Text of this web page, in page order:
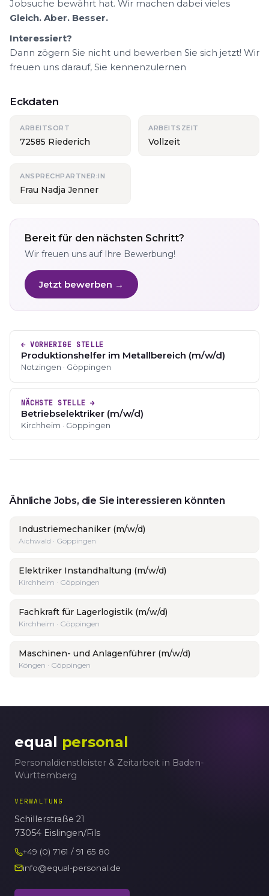
Jobsuche bewährt hat. Wir machen dabei vieles
Gleich. Aber. Besser.
Interessiert?
Dann zögern Sie nicht und bewerben Sie sich jetzt! Wir
freuen uns darauf, Sie kennenzulernen
Eckdaten
ARBEITSORT
72585 Riederich
ARBEITSZEIT
Vollzeit
ANSPRECHPARTNER:IN
Frau Nadja Jenner
Bereit für den nächsten Schritt?
Wir freuen uns auf Ihre Bewerbung!
Jetzt bewerben →
← VORHERIGE STELLE
Produktionshelfer im Metallbereich (m/w/d)
Notzingen · Göppingen
NÄCHSTE STELLE →
Betriebselektriker (m/w/d)
Kirchheim · Göppingen
Ähnliche Jobs, die Sie interessieren könnten
Industriemechaniker (m/w/d)
Aichwald · Göppingen
Elektriker Instandhaltung (m/w/d)
Kirchheim · Göppingen
Fachkraft für Lagerlogistik (m/w/d)
Kirchheim · Göppingen
Maschinen- und Anlagenführer (m/w/d)
Köngen · Göppingen
equal personal
Personaldienstleister & Zeitarbeit in Baden-
Württemberg
VERWALTUNG
Schillerstraße 21
73054 Eislingen/Fils
+49 (0) 7161 / 91 65 80
info@equal-personal.de